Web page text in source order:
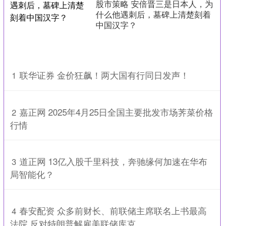
股市策略 安倍晋三是日本人，为
什么他遇刺后，墓碑上清楚刻着
中国汉字？
1 ​联华证券 金价狂飙！两大国有行同日发声！
2 ​嘉正网 2025年4月25日全国主要批发市场荠菜价格
行情
3 ​道正网 13亿入股千里科技，奔驰缘何加速在华布
局智能化？
4 ​春安配资 众多前财长、前联储主席联名上书最高
法院 反对特朗普解雇美联储库克